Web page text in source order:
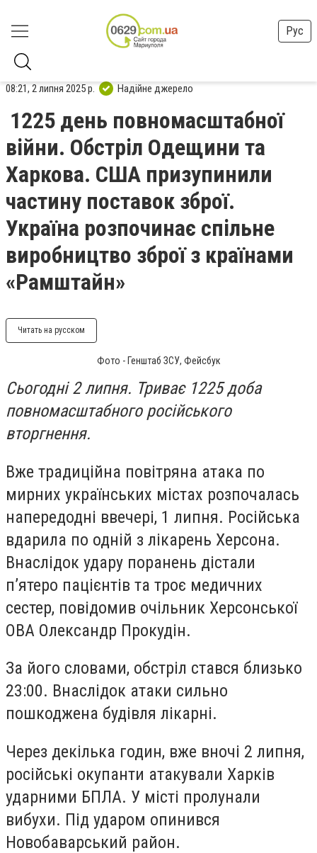
Рус
08:21, 2 липня 2025 р. Надійне джерело
1225 день повномасштабної
війни. Обстріл Одещини та
Харкова. США призупинили
частину поставок зброї.
Україна розпочинає спільне
виробництво зброї з країнами
«Рамштайн»
Читать на русском
Фото - Генштаб ЗСУ, Фейсбук
Сьогодні 2 липня. Триває 1225 доба
повномасштабного російського
вторгнення.
Вже традиційна повітряна атака по
мирних українських містах розпочалась
напередодні ввечері, 1 липня. Російська
вдарила по одній з лікарень Херсона.
Внаслідок удару поранень дістали
пʼятеро пацієнтів та троє медичних
сестер, повідомив очільник Херсонської
ОВА Олександр Прокудін.
За його словами, обстріл стався близько
23:00. Внаслідок атаки сильно
пошкоджена будівля лікарні.
Через декілька годин, вже вночі 2 липня,
російські окупанти атакували Харків
ударними БПЛА. У місті пролунали
вибухи. Під ударом опинився
Новобаварський район.